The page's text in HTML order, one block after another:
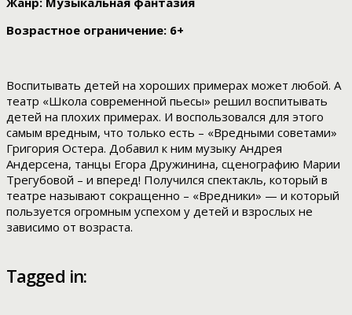
Возрастное ограничение: 6+
Воспитывать детей на хороших примерах может любой. А
театр «Школа современной пьесы» решил воспитывать
детей на плохих примерах. И воспользовался для этого
самым вредным, что только есть – «Вредными советами»
Григория Остера. Добавил к ним музыку Андрея
Андерсена, танцы Егора Дружинина, сценографию Марии
Трегубовой – и вперед! Получился спектакль, который в
театре называют сокращенно – «Вредники» — и который
пользуется огромным успехом у детей и взрослых не
зависимо от возраста.
Tagged in: